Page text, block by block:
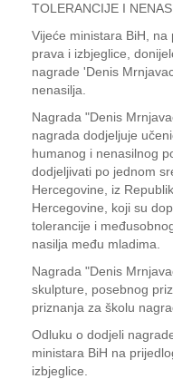
TOLERANCIJE I
Vijeće ministara BiH,
prava i izbjeglice,
nagrade 'Denis
nenasilja.
Nagrada "Denis
nagrada dodjeljuje
humanog i nenasilnog
dodjeljivati po jednom
Hercegovine, iz
Hercegovine, koji su
tolerancije i
nasilja među mladima.
Nagrada "Denis
skulpture, posebnog
priznanja za školu
Odluku o dodjeli
ministara BiH na
izbjeglice.